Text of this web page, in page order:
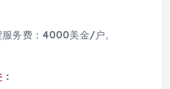
务费：4000美金/户。
：